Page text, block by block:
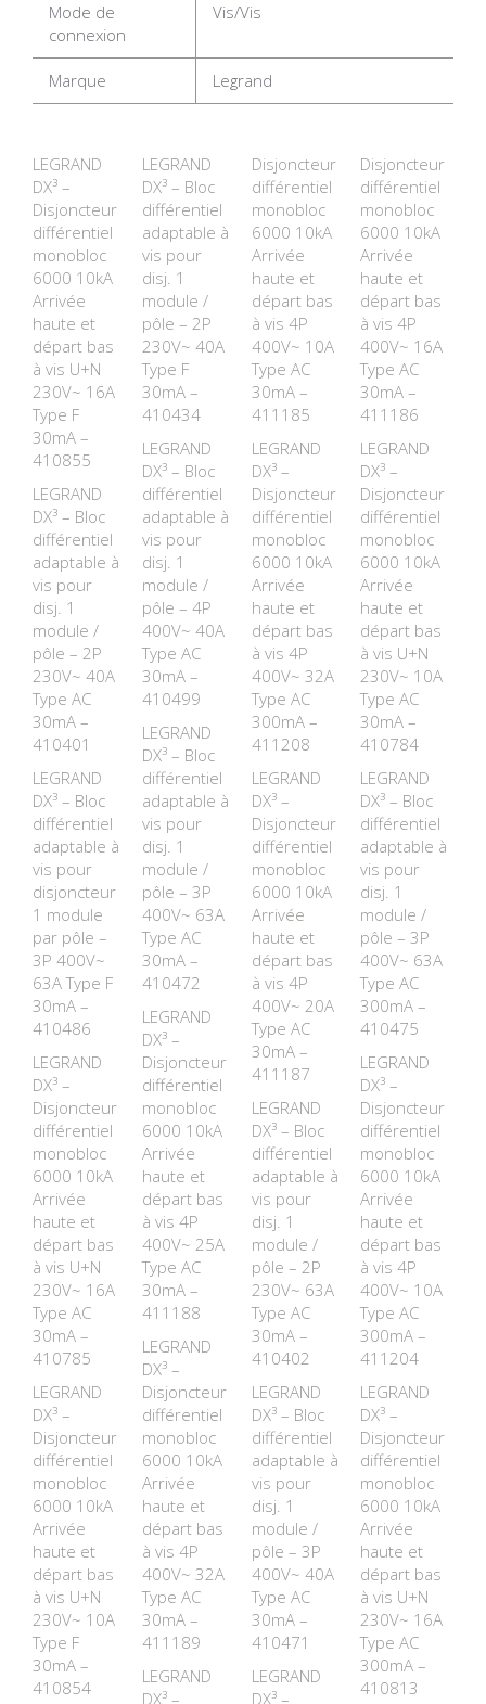
Mode de
connexion
Vis/Vis
Marque Legrand
LEGRAND
DX³ –
Disjoncteur
différentiel
monobloc
6000 10kA
Arrivée
haute et
départ bas
à vis U+N
230V~ 16A
Type F
30mA –
410855
LEGRAND
DX³ – Bloc
différentiel
adaptable à
vis pour
disj. 1
module /
pôle – 2P
230V~ 40A
Type AC
30mA –
410401
LEGRAND
DX³ – Bloc
différentiel
adaptable à
vis pour
disjoncteur
1 module
par pôle –
3P 400V~
63A Type F
30mA –
410486
LEGRAND
DX³ –
Disjoncteur
différentiel
monobloc
6000 10kA
Arrivée
haute et
départ bas
à vis U+N
230V~ 16A
Type AC
30mA –
410785
LEGRAND
DX³ –
Disjoncteur
différentiel
monobloc
6000 10kA
Arrivée
haute et
départ bas
à vis U+N
230V~ 10A
Type F
30mA –
410854
LEGRAND
DX³ – Bloc
différentiel
adaptable à
vis pour
disj. 1
module /
pôle – 2P
230V~ 40A
Type F
30mA –
410434
LEGRAND
DX³ – Bloc
différentiel
adaptable à
vis pour
disj. 1
module /
pôle – 4P
400V~ 40A
Type AC
30mA –
410499
LEGRAND
DX³ – Bloc
différentiel
adaptable à
vis pour
disj. 1
module /
pôle – 3P
400V~ 63A
Type AC
30mA –
410472
LEGRAND
DX³ –
Disjoncteur
différentiel
monobloc
6000 10kA
Arrivée
haute et
départ bas
à vis 4P
400V~ 25A
Type AC
30mA –
411188
LEGRAND
DX³ –
Disjoncteur
différentiel
monobloc
6000 10kA
Arrivée
haute et
départ bas
à vis 4P
400V~ 32A
Type AC
30mA –
411189
LEGRAND
DX³ –
Disjoncteur
différentiel
monobloc
6000 10kA
Arrivée
haute et
départ bas
à vis 4P
400V~ 10A
Type AC
30mA –
411185
LEGRAND
DX³ –
Disjoncteur
différentiel
monobloc
6000 10kA
Arrivée
haute et
départ bas
à vis 4P
400V~ 32A
Type AC
300mA –
411208
LEGRAND
DX³ –
Disjoncteur
différentiel
monobloc
6000 10kA
Arrivée
haute et
départ bas
à vis 4P
400V~ 20A
Type AC
30mA –
411187
LEGRAND
DX³ – Bloc
différentiel
adaptable à
vis pour
disj. 1
module /
pôle – 2P
230V~ 63A
Type AC
30mA –
410402
LEGRAND
DX³ – Bloc
différentiel
adaptable à
vis pour
disj. 1
module /
pôle – 3P
400V~ 40A
Type AC
30mA –
410471
LEGRAND
DX³ –
Disjoncteur
différentiel
monobloc
6000 10kA
Arrivée
haute et
départ bas
à vis 4P
400V~ 16A
Type AC
30mA –
411186
LEGRAND
DX³ –
Disjoncteur
différentiel
monobloc
6000 10kA
Arrivée
haute et
départ bas
à vis U+N
230V~ 10A
Type AC
30mA –
410784
LEGRAND
DX³ – Bloc
différentiel
adaptable à
vis pour
disj. 1
module /
pôle – 3P
400V~ 63A
Type AC
300mA –
410475
LEGRAND
DX³ –
Disjoncteur
différentiel
monobloc
6000 10kA
Arrivée
haute et
départ bas
à vis 4P
400V~ 10A
Type AC
300mA –
411204
LEGRAND
DX³ –
Disjoncteur
différentiel
monobloc
6000 10kA
Arrivée
haute et
départ bas
à vis U+N
230V~ 16A
Type AC
300mA –
410813